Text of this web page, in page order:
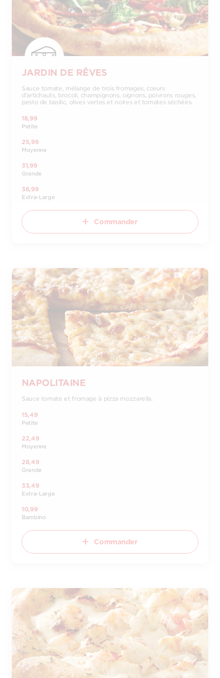
JARDIN DE RÊVES
Sauce tomate, mélange de trois fromages, cœurs
d’artichauts, brocoli, champignons, oignons, poivrons rouges,
pesto de basilic, olives vertes et noires et tomates séchées.
18,99
Petite
25,99
Moyenne
31,99
Grande
36,99
Extra-Large
Commander
NAPOLITAINE
Sauce tomate et fromage à pizza mozzarella.
15,49
Petite
22,49
Moyenne
28,49
Grande
33,49
Extra-Large
10,99
Bambino
Commander